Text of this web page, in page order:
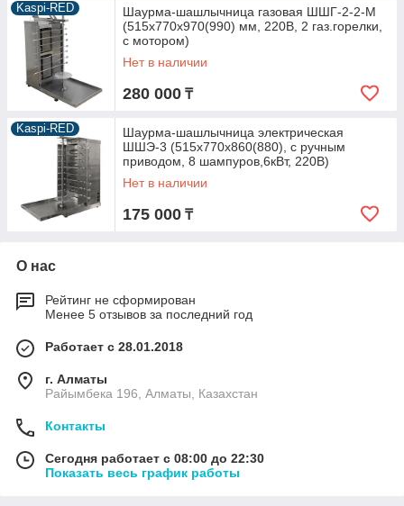
Kaspi-RED
Шаурма-шашлычница газовая ШШГ-2-2-М
(515х770х970(990) мм, 220В, 2 газ.горелки,
с мотором)
Нет в наличии
280 000 ₸
Kaspi-RED
Шаурма-шашлычница электрическая
ШШЭ-3 (515х770х860(880), с ручным
приводом, 8 шампуров,6кВт, 220В)
Нет в наличии
175 000 ₸
О нас
Рейтинг не сформирован
Менее 5 отзывов за последний год
Работает с 28.01.2018
г. Алматы
Райымбека 196, Алматы, Казахстан
Контакты
Сегодня работает с 08:00 до 22:30
Показать весь график работы